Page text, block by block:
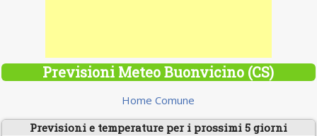
Previsioni Meteo Buonvicino (CS)
Home Comune
Previsioni e temperature per i prossimi 5 giorni